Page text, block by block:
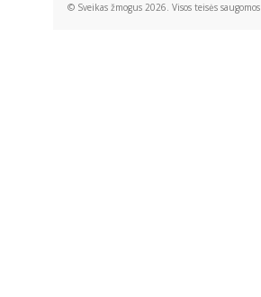
© Sveikas žmogus 2026. Visos teisės saugomos